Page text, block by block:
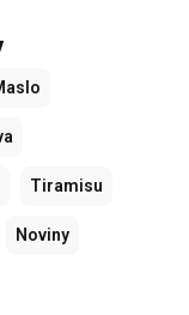
Tiramisu
Noviny